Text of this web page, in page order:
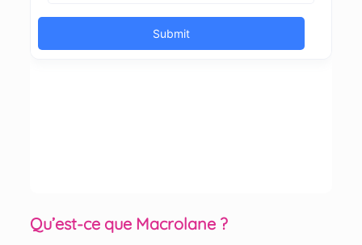
Qu’est-ce que Macrolane ?